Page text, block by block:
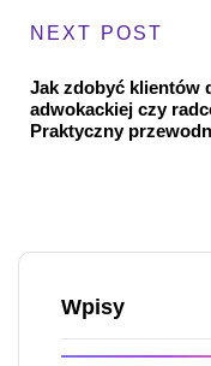
NEXT POST
Jak zdobyć klientów
adwokackiej czy
Praktyczny
Wpisy